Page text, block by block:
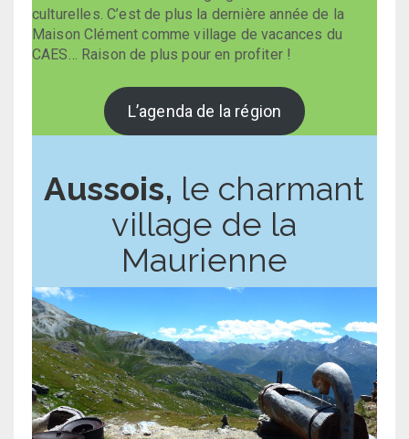
culturelles. C’est de plus la dernière année de la
Maison Clément comme village de vacances du
CAES… Raison de plus pour en profiter !
L’agenda de la région
Aussois, le charmant
village de la
Maurienne